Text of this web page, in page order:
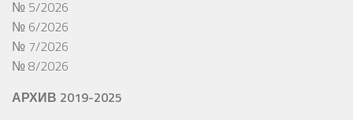
№ 5/2026
№ 6/2026
№ 7/2026
№ 8/2026
АРХИВ 2019-2025